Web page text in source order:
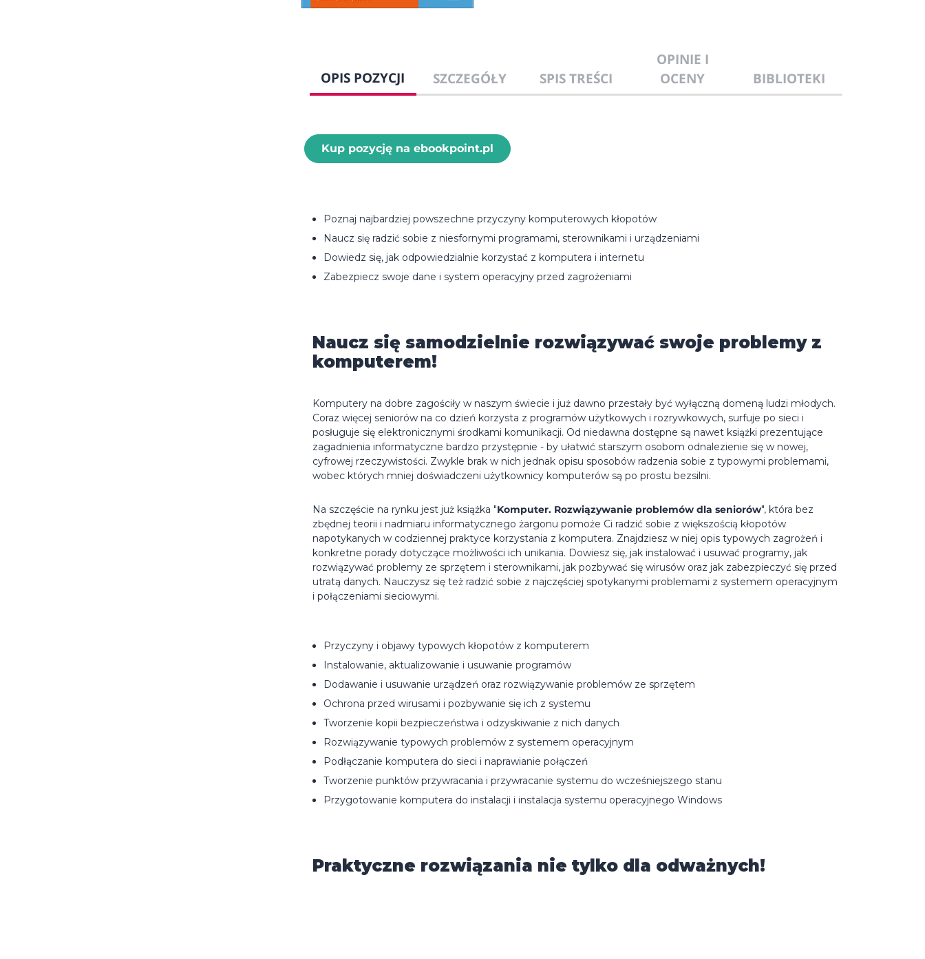
OPIS POZYCJI SZCZEGÓŁY SPIS TREŚCI
OPINIE I
OCENY
BIBLIOTEKI
Kup pozycję na ebookpoint.pl
Poznaj najbardziej powszechne przyczyny komputerowych kłopotów
Naucz się radzić sobie z niesfornymi programami, sterownikami i urządzeniami
Dowiedz się, jak odpowiedzialnie korzystać z komputera i internetu
Zabezpiecz swoje dane i system operacyjny przed zagrożeniami
Naucz się samodzielnie rozwiązywać swoje problemy z
komputerem!
Komputery na dobre zagościły w naszym świecie i już dawno przestały być wyłączną domeną ludzi młodych.
Coraz więcej seniorów na co dzień korzysta z programów użytkowych i rozrywkowych, surfuje po sieci i
posługuje się elektronicznymi środkami komunikacji. Od niedawna dostępne są nawet książki prezentujące
zagadnienia informatyczne bardzo przystępnie - by ułatwić starszym osobom odnalezienie się w nowej,
cyfrowej rzeczywistości. Zwykle brak w nich jednak opisu sposobów radzenia sobie z typowymi problemami,
wobec których mniej doświadczeni użytkownicy komputerów są po prostu bezsilni.
Na szczęście na rynku jest już książka "Komputer. Rozwiązywanie problemów dla seniorów", która bez
zbędnej teorii i nadmiaru informatycznego żargonu pomoże Ci radzić sobie z większością kłopotów
napotykanych w codziennej praktyce korzystania z komputera. Znajdziesz w niej opis typowych zagrożeń i
konkretne porady dotyczące możliwości ich unikania. Dowiesz się, jak instalować i usuwać programy, jak
rozwiązywać problemy ze sprzętem i sterownikami, jak pozbywać się wirusów oraz jak zabezpieczyć się przed
utratą danych. Nauczysz się też radzić sobie z najczęściej spotykanymi problemami z systemem operacyjnym
i połączeniami sieciowymi.
Przyczyny i objawy typowych kłopotów z komputerem
Instalowanie, aktualizowanie i usuwanie programów
Dodawanie i usuwanie urządzeń oraz rozwiązywanie problemów ze sprzętem
Ochrona przed wirusami i pozbywanie się ich z systemu
Tworzenie kopii bezpieczeństwa i odzyskiwanie z nich danych
Rozwiązywanie typowych problemów z systemem operacyjnym
Podłączanie komputera do sieci i naprawianie połączeń
Tworzenie punktów przywracania i przywracanie systemu do wcześniejszego stanu
Przygotowanie komputera do instalacji i instalacja systemu operacyjnego Windows
Praktyczne rozwiązania nie tylko dla odważnych!